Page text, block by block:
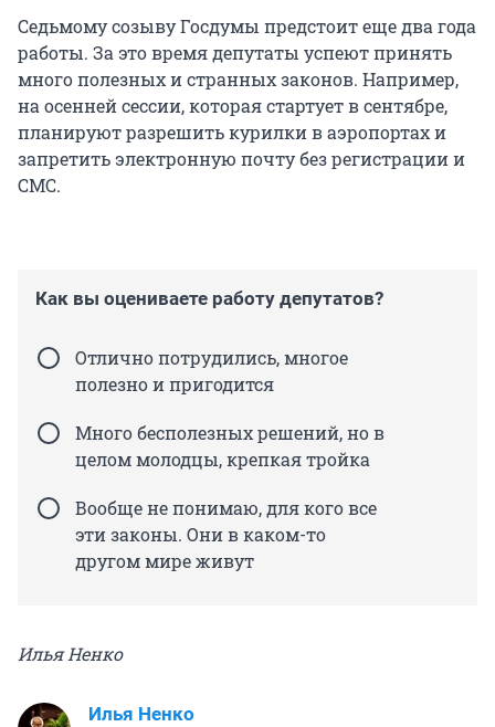
Седьмому созыву Госдумы предстоит еще два года
работы. За это время депутаты успеют принять
много полезных и странных законов. Например,
на осенней сессии, которая стартует в сентябре,
планируют разрешить курилки в аэропортах и
запретить электронную почту без регистрации и
СМС.
Как вы оцениваете работу депутатов?
Отлично потрудились, многое
полезно и пригодится
Много бесполезных решений, но в
целом молодцы, крепкая тройка
Вообще не понимаю, для кого все
эти законы. Они в каком-то
другом мире живут
Илья Ненко
Илья Ненко